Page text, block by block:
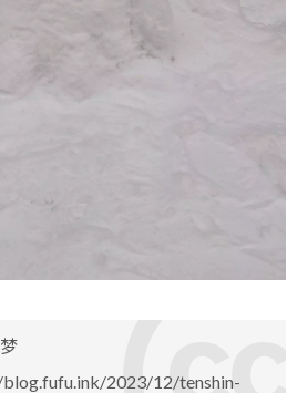
2023/12/tenshin-